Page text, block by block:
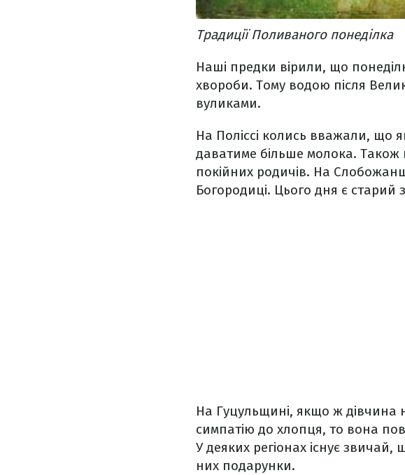
Традиції Поливаного понеділка
Наші предки вірили, що
хвороби. Тому водою після
вуликами.
На Поліссі колись вважали, що
даватиме більше молока.
покійних родичів. На
Богородиці. Цього дня є
На Гуцульщині, якщо ж дівчина
симпатію до хлопця, то вона
У деяких регіонах існує звичай,
них подарунки.